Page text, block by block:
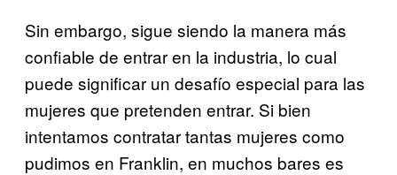
Sin embargo, sigue siendo la manera más
confiable de entrar en la industria, lo cual
puede significar un desafío especial para las
mujeres que pretenden entrar. Si bien
intentamos contratar tantas mujeres como
pudimos en Franklin, en muchos bares es